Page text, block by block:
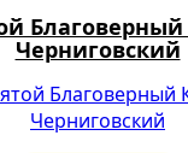
Черниговский